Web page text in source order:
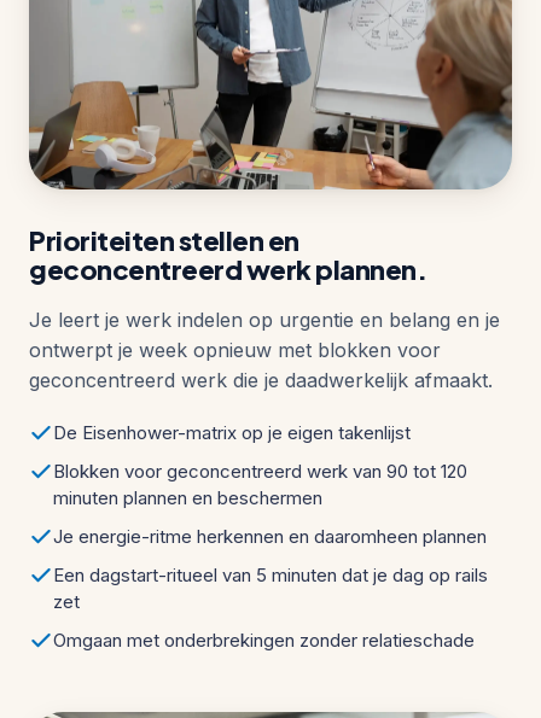
Prioriteiten stellen en
geconcentreerd werk plannen.
Je leert je werk indelen op urgentie en belang en je
ontwerpt je week opnieuw met blokken voor
geconcentreerd werk die je daadwerkelijk afmaakt.
De Eisenhower-matrix op je eigen takenlijst
Blokken voor geconcentreerd werk van 90 tot 120
minuten plannen en beschermen
Je energie-ritme herkennen en daaromheen plannen
Een dagstart-ritueel van 5 minuten dat je dag op rails
zet
Omgaan met onderbrekingen zonder relatieschade